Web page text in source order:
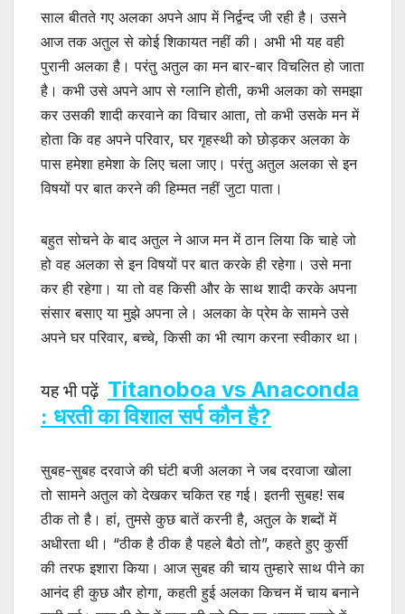
साल बीतते गए अलका अपने आप में निर्द्वन्द जी रही है। उसने
आज तक अतुल से कोई शिकायत नहीं की। अभी भी यह वही
पुरानी अलका है। परंतु अतुल का मन बार-बार विचलित हो जाता
है। कभी उसे अपने आप से ग्लानि होती, कभी अलका को समझा
कर उसकी शादी करवाने का विचार आता, तो कभी उसके मन में
होता कि वह अपने परिवार, घर गृहस्थी को छोड़कर अलका के
पास हमेशा हमेशा के लिए चला जाए। परंतु अतुल अलका से इन
विषयों पर बात करने की हिम्मत नहीं जुटा पाता।
बहुत सोचने के बाद अतुल ने आज मन में ठान लिया कि चाहे जो
हो वह अलका से इन विषयों पर बात करके ही रहेगा। उसे मना
कर ही रहेगा। या तो वह किसी और के साथ शादी करके अपना
संसार बसाए या मुझे अपना ले। अलका के प्रेम के सामने उसे
अपने घर परिवार, बच्चे, किसी का भी त्याग करना स्वीकार था।
यह भी पढ़ें Titanoboa vs Anaconda
: धरती का विशाल सर्प कौन है?
सुबह-सुबह दरवाजे की घंटी बजी अलका ने जब दरवाजा खोला
तो सामने अतुल को देखकर चकित रह गई। इतनी सुबह! सब
ठीक तो है। हां, तुमसे कुछ बातें करनी है, अतुल के शब्दों में
अधीरता थी। “ठीक है ठीक है पहले बैठो तो”, कहते हुए कुर्सी
की तरफ इशारा किया। आज सुबह की चाय तुम्हारे साथ पीने का
आनंद ही कुछ और होगा, कहती हुई अलका किचन में चाय बनाने